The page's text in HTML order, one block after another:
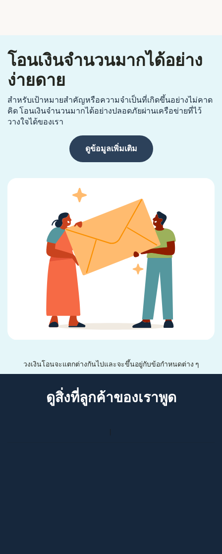
โอนเงินจำนวนมากได้อย่าง
ง่ายดาย
สำหรับเป้าหมายสำคัญหรือความจำเป็นที่เกิดขึ้นอย่างไม่คาด
คิด โอนเงินจำนวนมากได้อย่างปลอดภัยผ่านเครือข่ายที่ไว้
วางใจได้ของเรา
ดูข้อมูลเพิ่มเติม
วงเงินโอนจะแตกต่างกันไปและจะขึ้นอยู่กับข้อกำหนดต่าง ๆ
ดูสิ่งที่ลูกค้าของเราพูด